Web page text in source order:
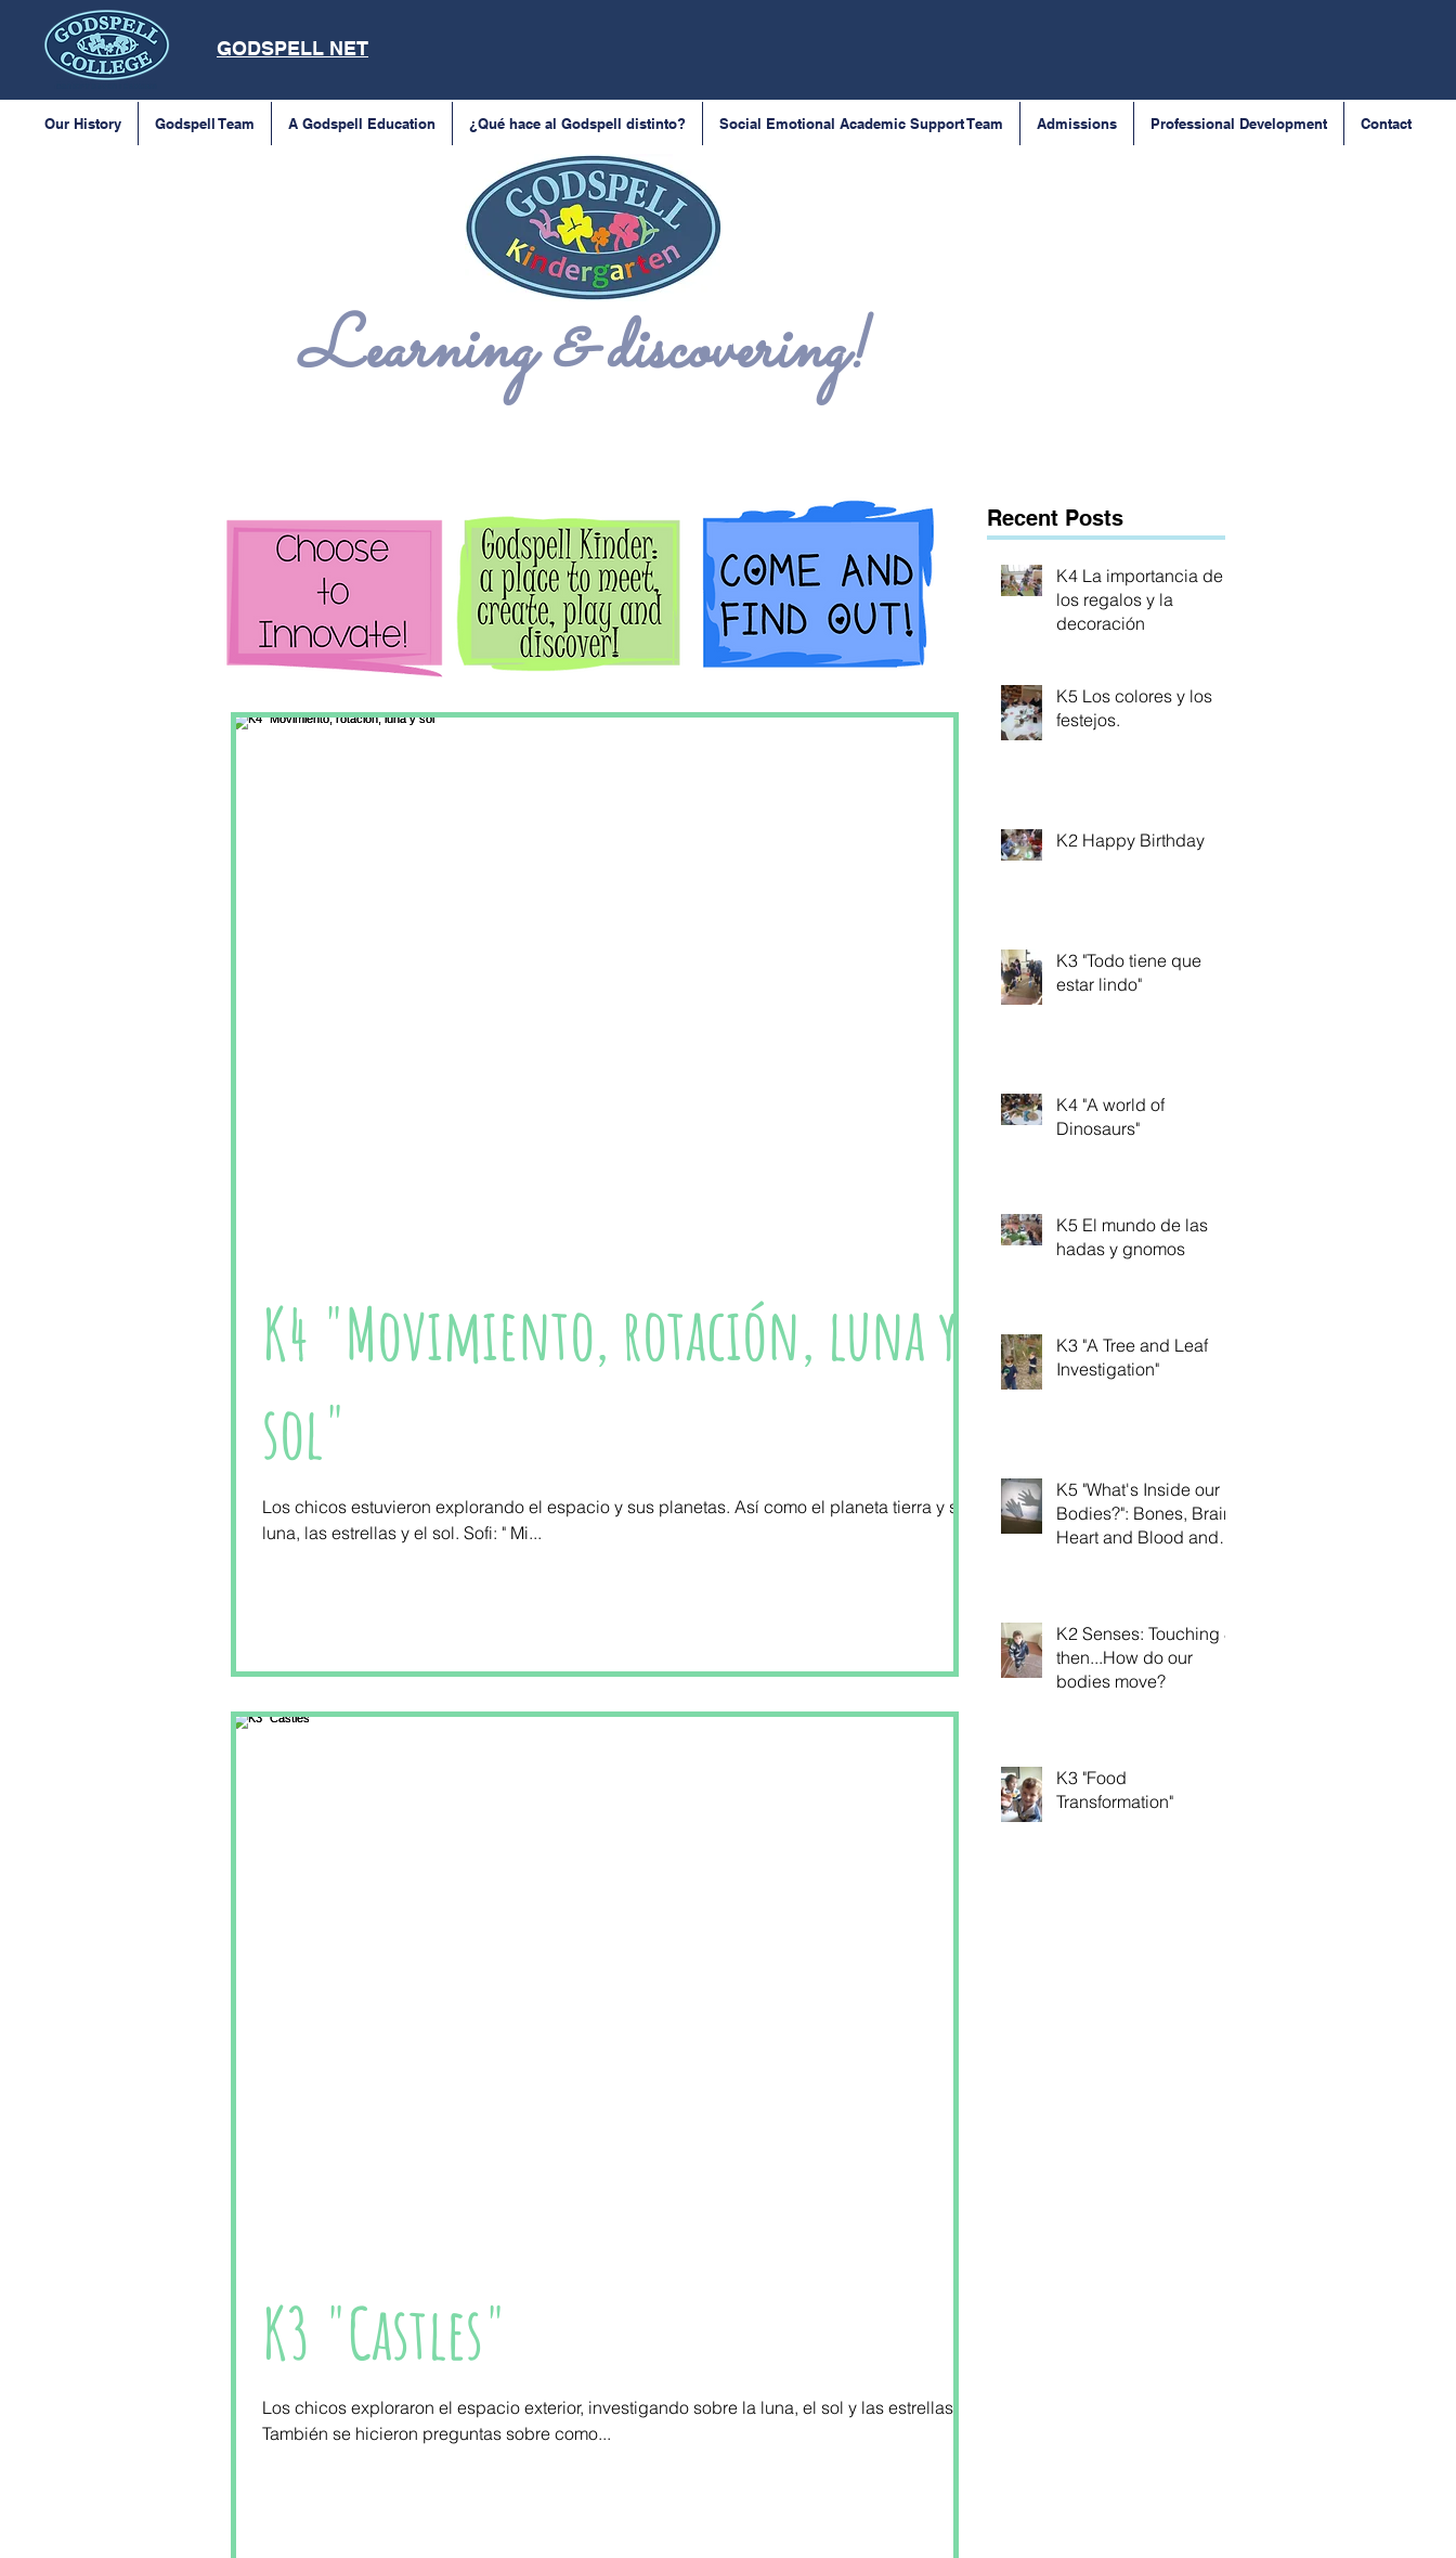
GODSPELL NET
Our History Godspell Team A Godspell Education ¿Qué hace al Godspell distinto? Social Emotional Academic Support Team Admissions Professional Development Contact
Learning & discovering!
K4 "Movimiento, rotación, luna y
sol"
Los chicos estuvieron explorando el espacio y sus planetas. Así como el planeta tierra y su
luna, las estrellas y el sol. Sofi: " Mi...
K3 "Castles"
Los chicos exploraron el espacio exterior, investigando sobre la luna, el sol y las estrellas.
También se hicieron preguntas sobre como...
Recent Posts
K4 La importancia de
los regalos y la
decoración
K5 Los colores y los
festejos.
K2 Happy Birthday
K3 "Todo tiene que
estar lindo"
K4 "A world of
Dinosaurs"
K5 El mundo de las
hadas y gnomos
K3 "A Tree and Leaf
Investigation"
K5 "What's Inside our
Bodies?": Bones, Brain,
Heart and Blood and
K2 Senses: Touching &
then...How do our
bodies move?
K3 "Food
Transformation"